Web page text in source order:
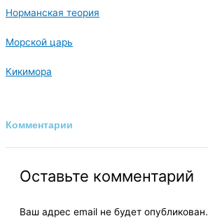
Норманская теория
Морской царь
Кикимора
Комментарии
Оставьте комментарий
Ваш адрес email не будет опубликован.